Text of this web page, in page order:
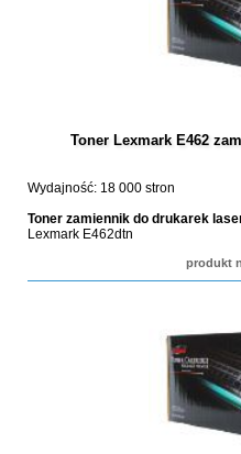
Toner Lexmark E462
Wydajność: 18 000 stron
Toner zamiennik do drukarek
Lexmark E462dtn
produkt